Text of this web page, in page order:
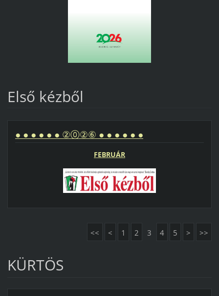
Első kézből
● ● ● ● ● ● ②⓪②⑥ ● ● ● ● ● ●
FEBRUÁR
<< < 1 2 3 4 5 > >>
KÜRTÖS